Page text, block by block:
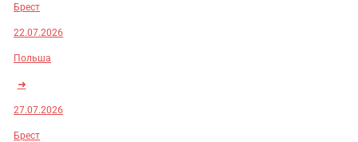
Брест
22.07.2026
Польша
➜
27.07.2026
Брест